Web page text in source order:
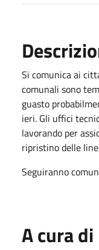
Si comunica ai
comunali sono
guasto
ieri. Gli uffici
lavorando per
ripristino delle
Seguiranno
A cura di